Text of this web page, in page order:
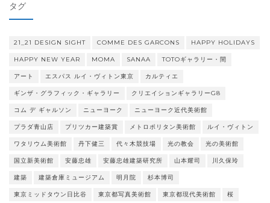
ー
タグ
21_21 DESIGN SIGHT COMME DES GARCONS HAPPY HOLIDAYS
HAPPY NEW YEAR MOMA SANAA TOTOギャラリー・間
アート エスパス ルイ・ヴィトン東京 カルティエ
ギンザ・グラフィック・ギャラリー クリエイションギャラリーG8
コム デ ギャルソン ニューヨーク ニューヨーク近代美術館
プラダ青山店 プリツカー建築賞 メトロポリタン美術館 ルイ・ヴィトン
ワタリウム美術館 丹下健三 代々木競技場 光の教会 光の美術館
国立新美術館 安藤忠雄 安藤忠雄建築研究所 山本耀司 川久保玲
建築 建築倉庫ミュージアム 明月院 杉本博司
東京ミッドタウン日比谷 東京都写真美術館 東京都現代美術館 桜